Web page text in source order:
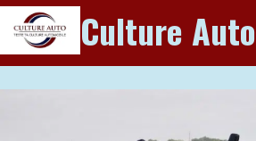
Aller
au
contenu
Culture Auto